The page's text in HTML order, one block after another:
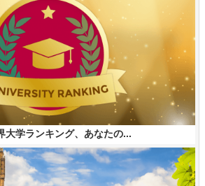
大学ランキング、あなたの...